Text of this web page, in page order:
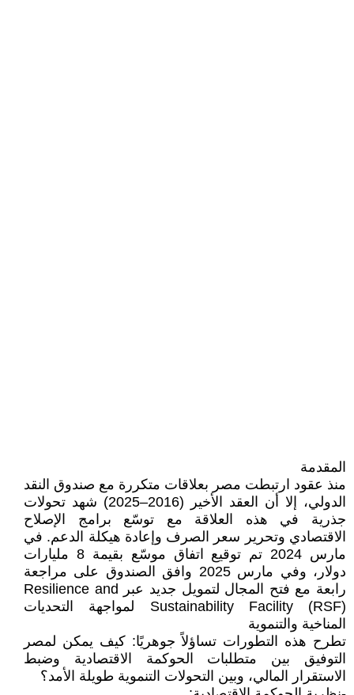
المقدمة
منذ عقود ارتبطت مصر بعلاقات متكررة مع صندوق النقد
الدولي، إلا أن العقد الأخير (2016–2025) شهد تحولات
جذرية في هذه العلاقة مع توسّع برامج الإصلاح
الاقتصادي وتحرير سعر الصرف وإعادة هيكلة الدعم. في
مارس 2024 تم توقيع اتفاق موسّع بقيمة 8 مليارات
دولار، وفي مارس 2025 وافق الصندوق على مراجعة
رابعة مع فتح المجال لتمويل جديد عبر Resilience and
Sustainability Facility (RSF) لمواجهة التحديات
المناخية والتنموية
تطرح هذه التطورات تساؤلاً جوهريًا: كيف يمكن لمصر
التوفيق بين متطلبات الحوكمة الاقتصادية وضبط
الاستقرار المالي، وبين التحولات التنموية طويلة الأمد؟